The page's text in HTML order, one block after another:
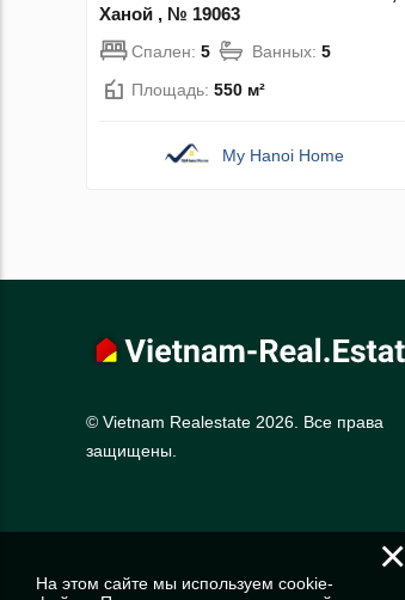
Ханой , № 19063
Спален: 5 Ванных: 5
Площадь: 550 м²
My Hanoi Home
© Vietnam Realestate 2026. Все права
защищены.
×
На этом сайте мы используем cookie-